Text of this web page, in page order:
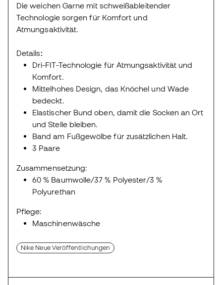
Die weichen Garne mit schweißableitender
Technologie sorgen für Komfort und
Atmungsaktivität.
Details:
Dri-FIT-Technologie für Atmungsaktivität und
Komfort.
Mittelhohes Design, das Knöchel und Wade
bedeckt.
Elastischer Bund oben, damit die Socken an Ort
und Stelle bleiben.
Band am Fußgewölbe für zusätzlichen Halt.
3 Paare
Zusammensetzung:
60 % Baumwolle/37 % Polyester/3 %
Polyurethan
Pflege:
Maschinenwäsche
Nike Neue Veröffentlichungen